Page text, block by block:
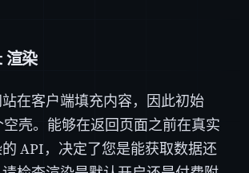
染
在客户端填充内容，因此初始
壳。能够在返回页面之前在真实
API，决定了您是能获取数据还